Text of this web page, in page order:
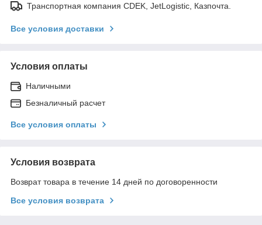
Транспортная компания CDEK, JetLogistic, Казпочта.
Все условия доставки
Условия оплаты
Наличными
Безналичный расчет
Все условия оплаты
Условия возврата
Возврат товара в течение 14 дней по договоренности
Все условия возврата